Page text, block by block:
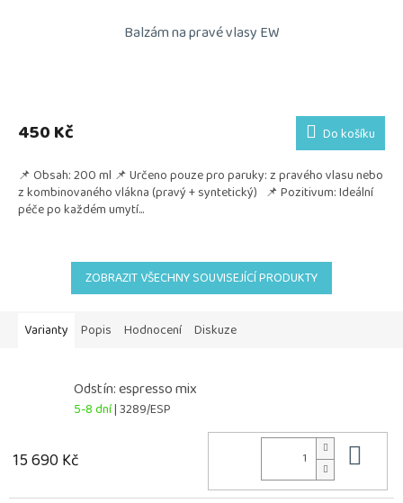
Balzám na pravé vlasy EW
450 Kč Do košíku
📌 Obsah: 200 ml 📌 Určeno pouze pro paruky: z pravého vlasu nebo
z kombinovaného vlákna (pravý + syntetický) 📌 Pozitivum: Ideální
péče po každém umytí...
ZOBRAZIT VŠECHNY SOUVISEJÍCÍ PRODUKTY
Varianty Popis Hodnocení Diskuze
Odstín: espresso mix
5-8 dní| 3289/ESP
15 690 Kč